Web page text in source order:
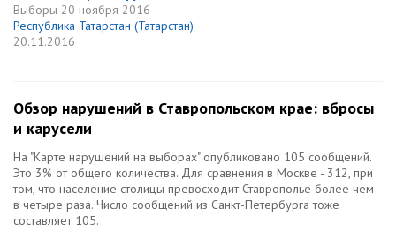
Выборы 20 ноября 2016
Республика Татарстан (Татарстан)
20.11.2016
Обзор нарушений в Ставропольском крае: вбросы
и карусели
На "Карте нарушений на выборах" опубликовано 105 сообщений.
Это 3% от общего количества. Для сравнения в Москве - 312, при
том, что население столицы превосходит Ставрополье более чем
в четыре раза. Число сообщений из Санкт-Петербурга тоже
составляет 105.